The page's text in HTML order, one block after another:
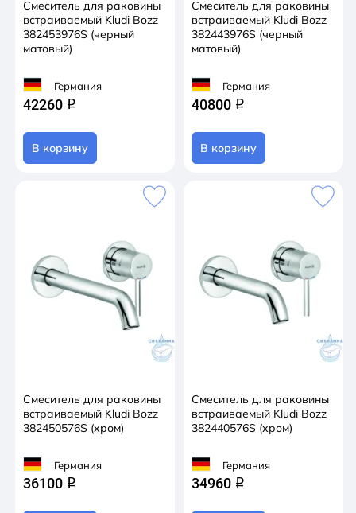
Смеситель для раковины
встраиваемый Kludi Bozz
382453976S (черный
матовый)
Германия
42260 q
В корзину
Смеситель для раковины
встраиваемый Kludi Bozz
382443976S (черный
матовый)
Германия
40800 q
В корзину
Смеситель для раковины
встраиваемый Kludi Bozz
382450576S (хром)
Германия
36100 q
Смеситель для раковины
встраиваемый Kludi Bozz
382440576S (хром)
Германия
34960 q